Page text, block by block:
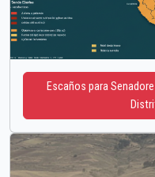
Escaños para